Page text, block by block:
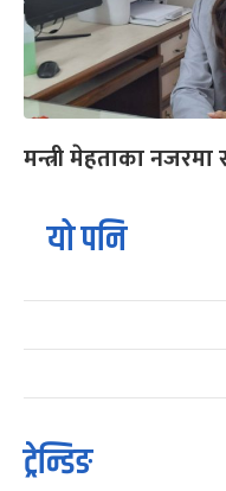
मन्त्री मेहताका नजरमा
यो पनि
ट्रेन्डिङ